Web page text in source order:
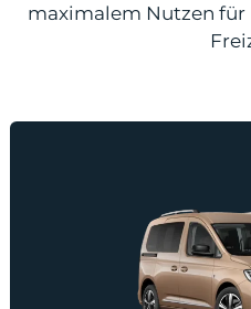
maximalem Nutzen